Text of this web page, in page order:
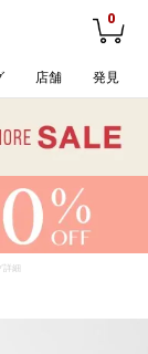
0
店舗 発見
細